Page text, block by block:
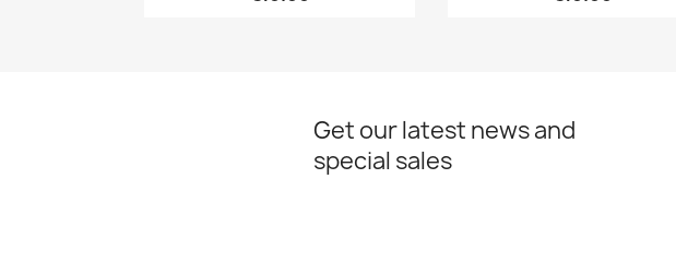
Get our latest news and
special sales